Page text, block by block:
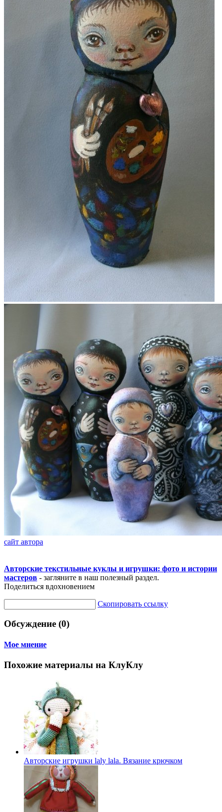
сайт автора
Авторские текстильные куклы и игрушки: фото и истории
мастеров - загляните в наш полезный раздел.
Поделиться вдохновением
Скопировать ссылку
Обсуждение (0)
Мое мнение
Похожие материалы на КлуКлу
Авторские игрушки laly lala. Вязание крючком